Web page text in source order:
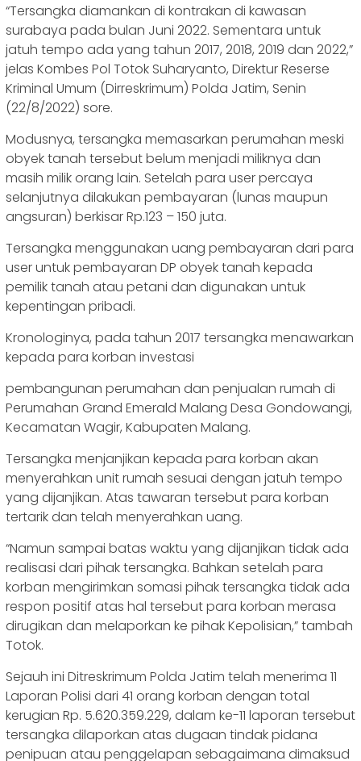
“Tersangka diamankan di kontrakan di kawasan
surabaya pada bulan Juni 2022. Sementara untuk
jatuh tempo ada yang tahun 2017, 2018, 2019 dan 2022,”
jelas Kombes Pol Totok Suharyanto, Direktur Reserse
Kriminal Umum (Dirreskrimum) Polda Jatim, Senin
(22/8/2022) sore.
Modusnya, tersangka memasarkan perumahan meski
obyek tanah tersebut belum menjadi miliknya dan
masih milik orang lain. Setelah para user percaya
selanjutnya dilakukan pembayaran (lunas maupun
angsuran) berkisar Rp.123 – 150 juta.
Tersangka menggunakan uang pembayaran dari para
user untuk pembayaran DP obyek tanah kepada
pemilik tanah atau petani dan digunakan untuk
kepentingan pribadi.
Kronologinya, pada tahun 2017 tersangka menawarkan
kepada para korban investasi
pembangunan perumahan dan penjualan rumah di
Perumahan Grand Emerald Malang Desa Gondowangi,
Kecamatan Wagir, Kabupaten Malang.
Tersangka menjanjikan kepada para korban akan
menyerahkan unit rumah sesuai dengan jatuh tempo
yang dijanjikan. Atas tawaran tersebut para korban
tertarik dan telah menyerahkan uang.
“Namun sampai batas waktu yang dijanjikan tidak ada
realisasi dari pihak tersangka. Bahkan setelah para
korban mengirimkan somasi pihak tersangka tidak ada
respon positif atas hal tersebut para korban merasa
dirugikan dan melaporkan ke pihak Kepolisian,” tambah
Totok.
Sejauh ini Ditreskrimum Polda Jatim telah menerima 11
Laporan Polisi dari 41 orang korban dengan total
kerugian Rp. 5.620.359.229, dalam ke-11 laporan tersebut
tersangka dilaporkan atas dugaan tindak pidana
penipuan atau penggelapan sebagaimana dimaksud